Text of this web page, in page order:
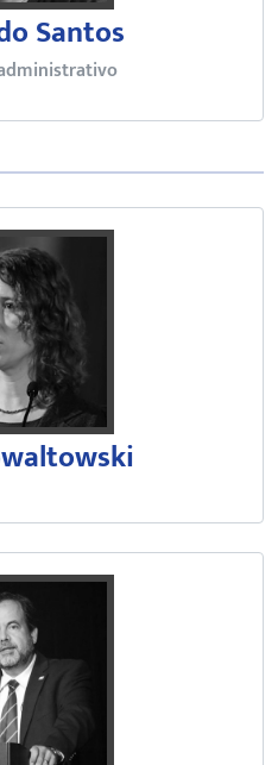
Santos
Graduada em Medicina pela
Pró-Reitor de Pesquisa da